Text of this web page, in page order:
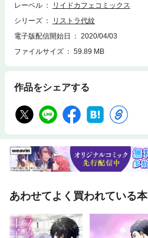
レーベル
リイドカフェコミックス
シリーズ
リストラ代紋
電子版配信開始日
2020/04/03
ファイルサイズ
59.89 MB
作品をシェアする
あわせてよく買われている本